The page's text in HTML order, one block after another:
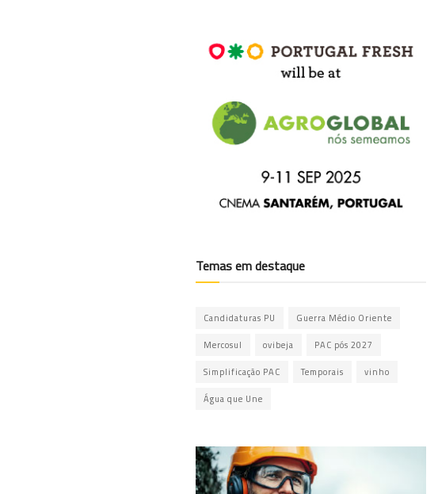
Temas em destaque
Candidaturas PU Guerra Médio Oriente
Mercosul ovibeja PAC pós 2027
Simplificação PAC Temporais vinho
Água que Une